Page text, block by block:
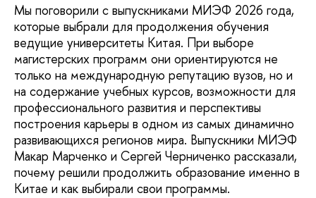
Мы поговорили с выпускниками МИЭФ 2026 года,
которые выбрали для продолжения обучения
ведущие университеты Китая. При выборе
магистерских программ они ориентируются не
только на международную репутацию вузов, но и
на содержание учебных курсов, возможности для
профессионального развития и перспективы
построения карьеры в одном из самых динамично
развивающихся регионов мира. Выпускники МИЭФ
Макар Марченко и Сергей Черниченко рассказали,
почему решили продолжить образование именно в
Китае и как выбирали свои программы.